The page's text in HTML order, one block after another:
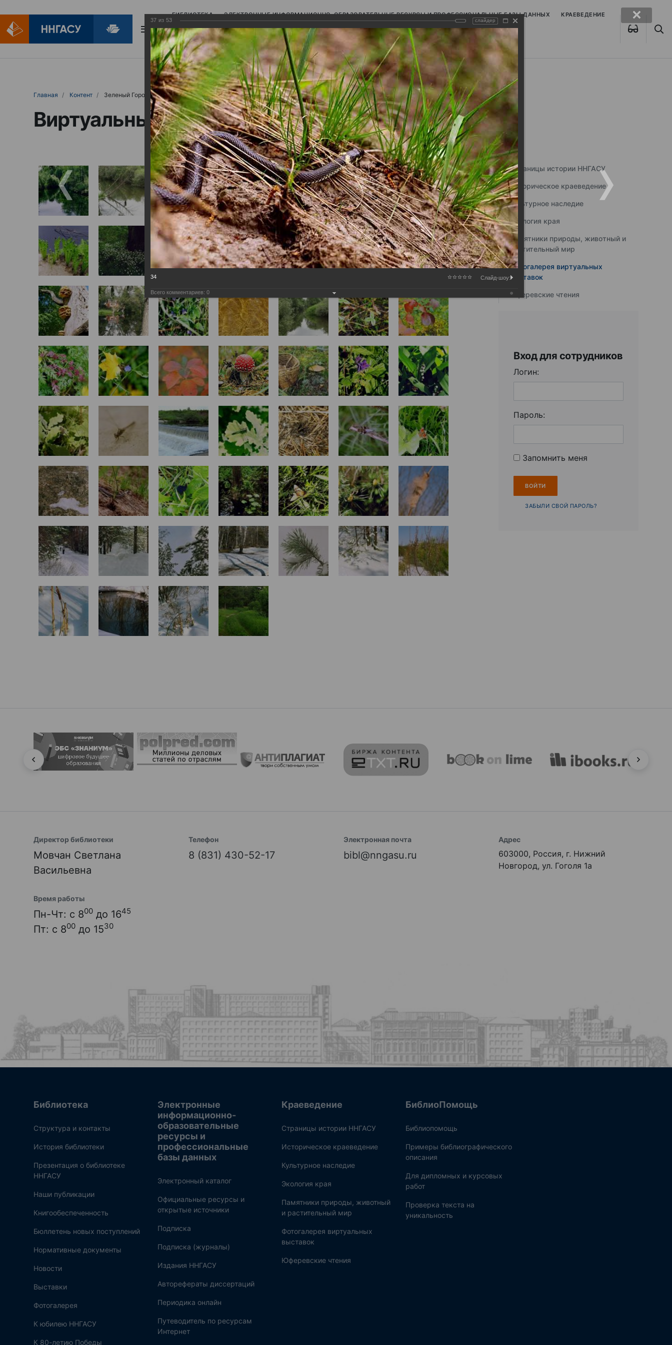
БИБЛИОТЕКА ЭЛЕКТРОННЫЕ ИНФОРМАЦИОННО-ОБРАЗОВАТЕЛЬНЫЕ РЕСУРСЫ И ПРОФЕССИОНАЛЬНЫЕ БАЗЫ ДАННЫХ КРАЕВЕДЕНИЕ
БИБЛИОПОМОЩЬ
Главная Контент Зеленый Город
Виртуальные выставки (фотоальбомы)
Страницы истории ННГАСУ
Историческое краеведение
Культурное наследие
Экология края
Памятники природы, животный и
растительный мир
Фотогалерея виртуальных
выставок
Юферевские чтения
Вход для сотрудников
Логин:
Пароль:
Запомнить меня
ЗАБЫЛИ СВОЙ ПАРОЛЬ?
Директор библиотеки
Мовчан Светлана
Васильевна
Телефон
8 (831) 430-52-17
Электронная почта
bibl@nngasu.ru
Адрес
603000, Россия, г. Нижний
Новгород, ул. Гоголя 1а
Время работы
Пн-Чт: с 800 до 1645
Пт: с 800 до 1530
Библиотека
Структура и контакты
История библиотеки
Презентация о библиотеке
ННГАСУ
Наши публикации
Книгообеспеченность
Бюллетень новых поступлений
Нормативные документы
Новости
Выставки
Фотогалерея
К юбилею ННГАСУ
К 80-летию Победы
Электронные
информационно-
образовательные
ресурсы и
профессиональные
базы данных
Электронный каталог
Официальные ресурсы и
открытые источники
Подписка
Подписка (журналы)
Издания ННГАСУ
Авторефераты диссертаций
Периодика онлайн
Путеводитель по ресурсам
Интернет
Краеведение
Страницы истории ННГАСУ
Историческое краеведение
Культурное наследие
Экология края
Памятники природы, животный
и растительный мир
Фотогалерея виртуальных
выставок
Юферевские чтения
БиблиоПомощь
Библиопомощь
Примеры библиографического
описания
Для дипломных и курсовых
работ
Проверка текста на
уникальность
37 из 53 слайдер
34 Слайд-шоу:
Всего комментариев: 0